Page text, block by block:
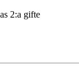
2:a gifte